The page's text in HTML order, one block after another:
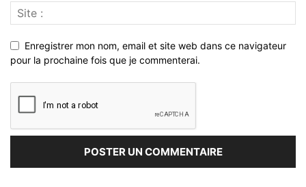
Enregistrer mon nom, email et site web dans ce navigateur
pour la prochaine fois que je commenterai.